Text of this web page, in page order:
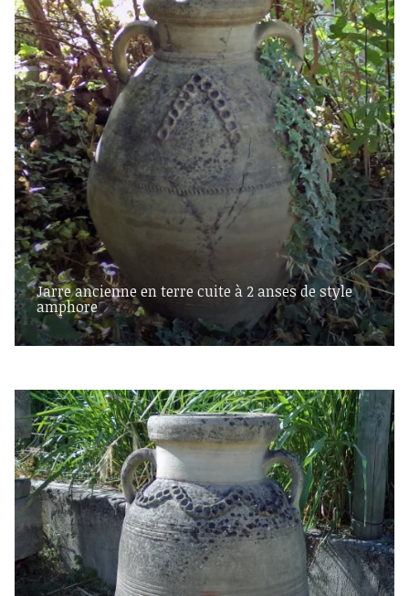
Jarre ancienne en terre cuite à 2 anses de style
amphore